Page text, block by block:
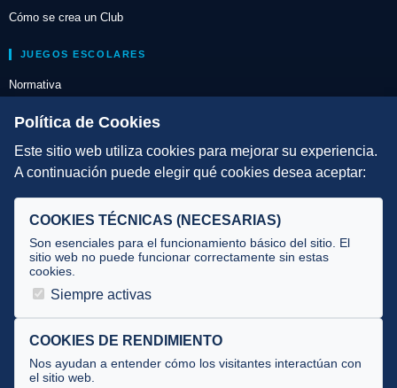
Cómo se crea un Club
JUEGOS ESCOLARES
Normativa
Escuelas de Triatlón
DIRECCIÓN TÉCNICA
Selecciones
Tecnificación
JUECES Y OFICIALES
Documentos
Cursos
Política de Cookies
Este sitio web utiliza cookies para mejorar su experiencia.
A continuación puede elegir qué cookies desea aceptar:
COOKIES TÉCNICAS (NECESARIAS)
Son esenciales para el funcionamiento básico del sitio. El
sitio web no puede funcionar correctamente sin estas
cookies.
Siempre activas
COOKIES DE RENDIMIENTO
Nos ayudan a entender cómo los visitantes interactúan con
el sitio web.